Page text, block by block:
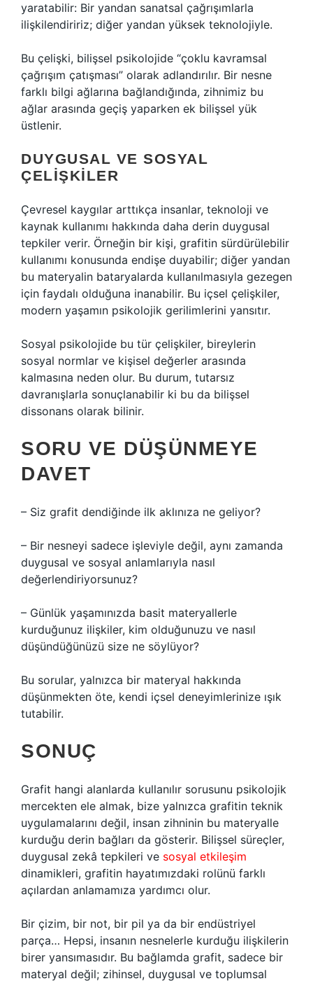
yaratabilir: Bir yandan sanatsal çağrışımlarla
ilişkilendiririz; diğer yandan yüksek teknolojiyle.
Bu çelişki, bilişsel psikolojide “çoklu kavramsal
çağrışım çatışması” olarak adlandırılır. Bir nesne
farklı bilgi ağlarına bağlandığında, zihnimiz bu
ağlar arasında geçiş yaparken ek bilişsel yük
üstlenir.
DUYGUSAL VE SOSYAL
ÇELIŞKILER
Çevresel kaygılar arttıkça insanlar, teknoloji ve
kaynak kullanımı hakkında daha derin duygusal
tepkiler verir. Örneğin bir kişi, grafitin sürdürülebilir
kullanımı konusunda endişe duyabilir; diğer yandan
bu materyalin bataryalarda kullanılmasıyla gezegen
için faydalı olduğuna inanabilir. Bu içsel çelişkiler,
modern yaşamın psikolojik gerilimlerini yansıtır.
Sosyal psikolojide bu tür çelişkiler, bireylerin
sosyal normlar ve kişisel değerler arasında
kalmasına neden olur. Bu durum, tutarsız
davranışlarla sonuçlanabilir ki bu da bilişsel
dissonans olarak bilinir.
SORU VE DÜŞÜNMEYE
DAVET
– Siz grafit dendiğinde ilk aklınıza ne geliyor?
– Bir nesneyi sadece işleviyle değil, aynı zamanda
duygusal ve sosyal anlamlarıyla nasıl
değerlendiriyorsunuz?
– Günlük yaşamınızda basit materyallerle
kurduğunuz ilişkiler, kim olduğunuzu ve nasıl
düşündüğünüzü size ne söylüyor?
Bu sorular, yalnızca bir materyal hakkında
düşünmekten öte, kendi içsel deneyimlerinize ışık
tutabilir.
SONUÇ
Grafit hangi alanlarda kullanılır sorusunu psikolojik
mercekten ele almak, bize yalnızca grafitin teknik
uygulamalarını değil, insan zihninin bu materyalle
kurduğu derin bağları da gösterir. Bilişsel süreçler,
duygusal zekâ tepkileri ve sosyal etkileşim
dinamikleri, grafitin hayatımızdaki rolünü farklı
açılardan anlamamıza yardımcı olur.
Bir çizim, bir not, bir pil ya da bir endüstriyel
parça… Hepsi, insanın nesnelerle kurduğu ilişkilerin
birer yansımasıdır. Bu bağlamda grafit, sadece bir
materyal değil; zihinsel, duygusal ve toplumsal